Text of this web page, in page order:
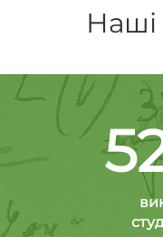
Наші